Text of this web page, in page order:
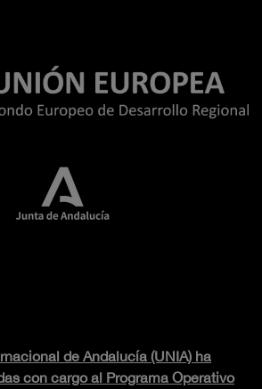
de Andalucía (UNIA) ha
con cargo al Programa Operativo